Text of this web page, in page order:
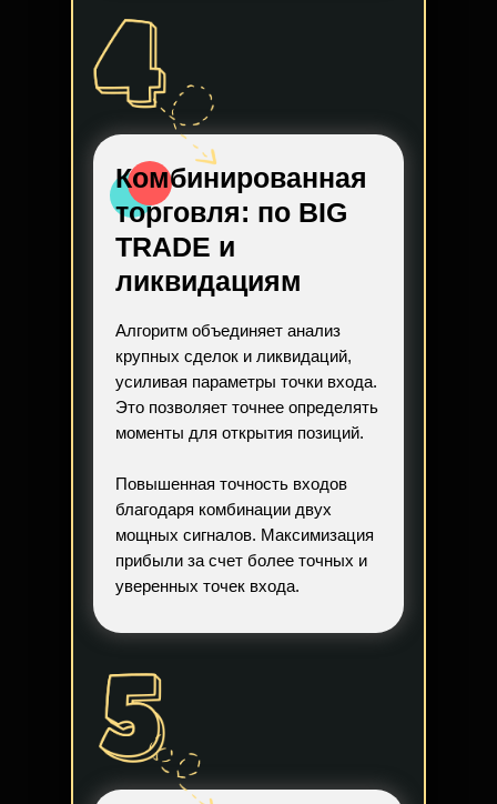
Алгоритм объединяет анализ
крупных сделок и ликвидаций,
усиливая параметры точки входа.
Это позволяет точнее определять
моменты для открытия позиций.
Повышенная точность входов
благодаря комбинации двух
мощных сигналов. Максимизация
прибыли за счет более точных и
уверенных точек входа.
Комбинированная
торговля: по BIG
TRADE и
ликвидациям